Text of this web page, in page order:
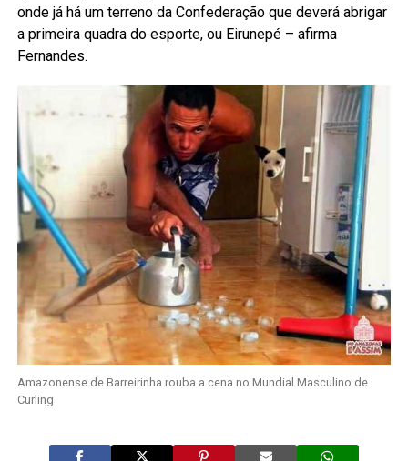
onde já há um terreno da Confederação que deverá abrigar
a primeira quadra do esporte, ou Eirunepé – afirma
Fernandes.
Amazonense de Barreirinha rouba a cena no Mundial Masculino de
Curling